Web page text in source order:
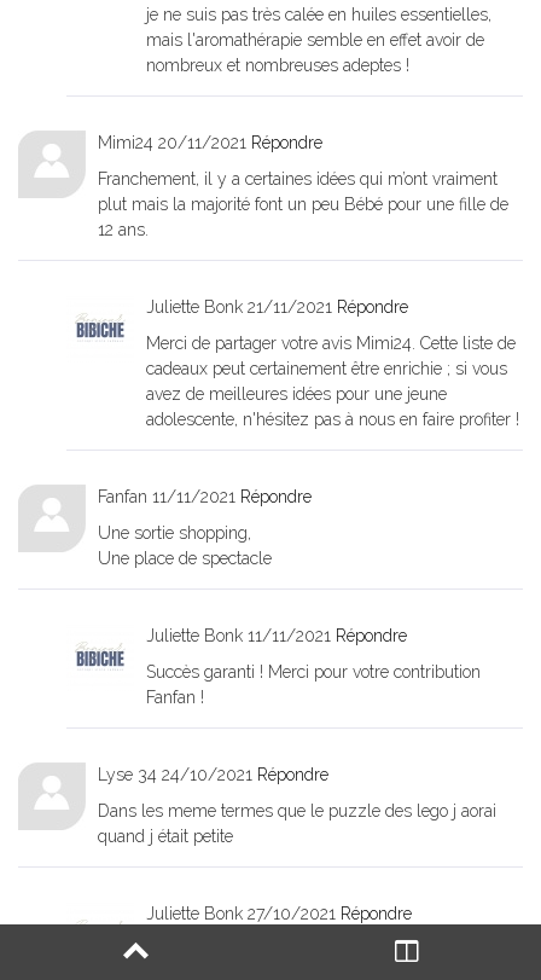
je ne suis pas très calée en huiles essentielles,
mais l'aromathérapie semble en effet avoir de
nombreux et nombreuses adeptes !
Mimi24 20/11/2021 Répondre
Franchement, il y a certaines idées qui m’ont vraiment
plut mais la majorité font un peu Bébé pour une fille de
12 ans.
Juliette Bonk 21/11/2021 Répondre
Merci de partager votre avis Mimi24. Cette liste de
cadeaux peut certainement être enrichie ; si vous
avez de meilleures idées pour une jeune
adolescente, n'hésitez pas à nous en faire profiter !
Fanfan 11/11/2021 Répondre
Une sortie shopping,
Une place de spectacle
Juliette Bonk 11/11/2021 Répondre
Succès garanti ! Merci pour votre contribution
Fanfan !
Lyse 34 24/10/2021 Répondre
Dans les meme termes que le puzzle des lego j aorai
quand j était petite
Juliette Bonk 27/10/2021 Répondre
Mais ouiii ! Super idée !